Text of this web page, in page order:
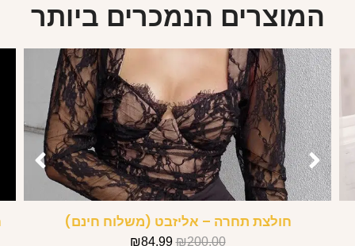
המוצרים הנמכרים ביותר
חולצת תחרה – אליזבט (משלוח חינם)
₪200.00
₪84.99